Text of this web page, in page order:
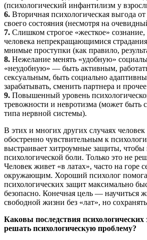
(психологический инфантилизм у
6. Вторичная психологическая выгода
своего состояния (несмотря на
7. Слишком строгое «жесткое» сознание,
человека непрекращающимися
мнимые проступки (как правило,
8. Нежелание менять «удобную»
«неудобную» — быть активным,
сексуальным, быть социально
зарабатывать, сменить партнера и
9. Повышенный уровень
тревожности и невротизма (может быть
типа нервной системы).
В этих и многих других случаях человек
обостренно чувствительным к
выстраивает хитроумные защиты, чтобы
психологической боли. Только это не
Человек живет «в латах», часто на горе
окружающим. Хороший психолог
психологических защит максимально
безопасно. Конечная цель — научиться
свободной жизни без «лат», но
Каковы последствия психологических
решать психологическую проблему?